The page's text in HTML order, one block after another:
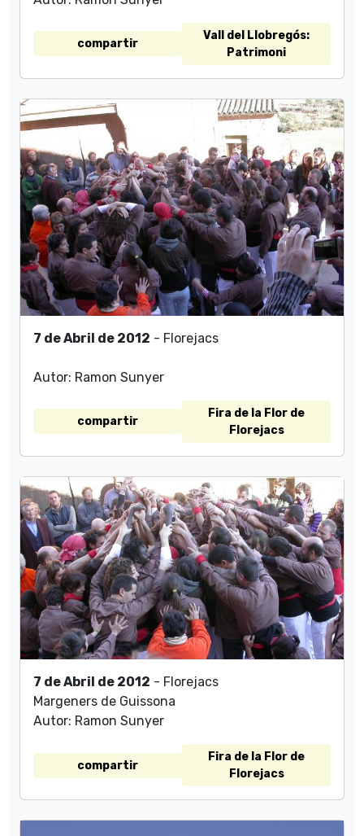
compartir
Vall del Llobregós:
Patrimoni
7 de Abril de 2012 - Florejacs
Autor: Ramon Sunyer
compartir
Fira de la Flor de
Florejacs
7 de Abril de 2012 - Florejacs
Margeners de Guissona
Autor: Ramon Sunyer
compartir
Fira de la Flor de
Florejacs